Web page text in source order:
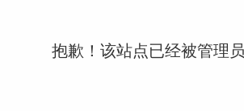
抱歉！该站点已经被管理